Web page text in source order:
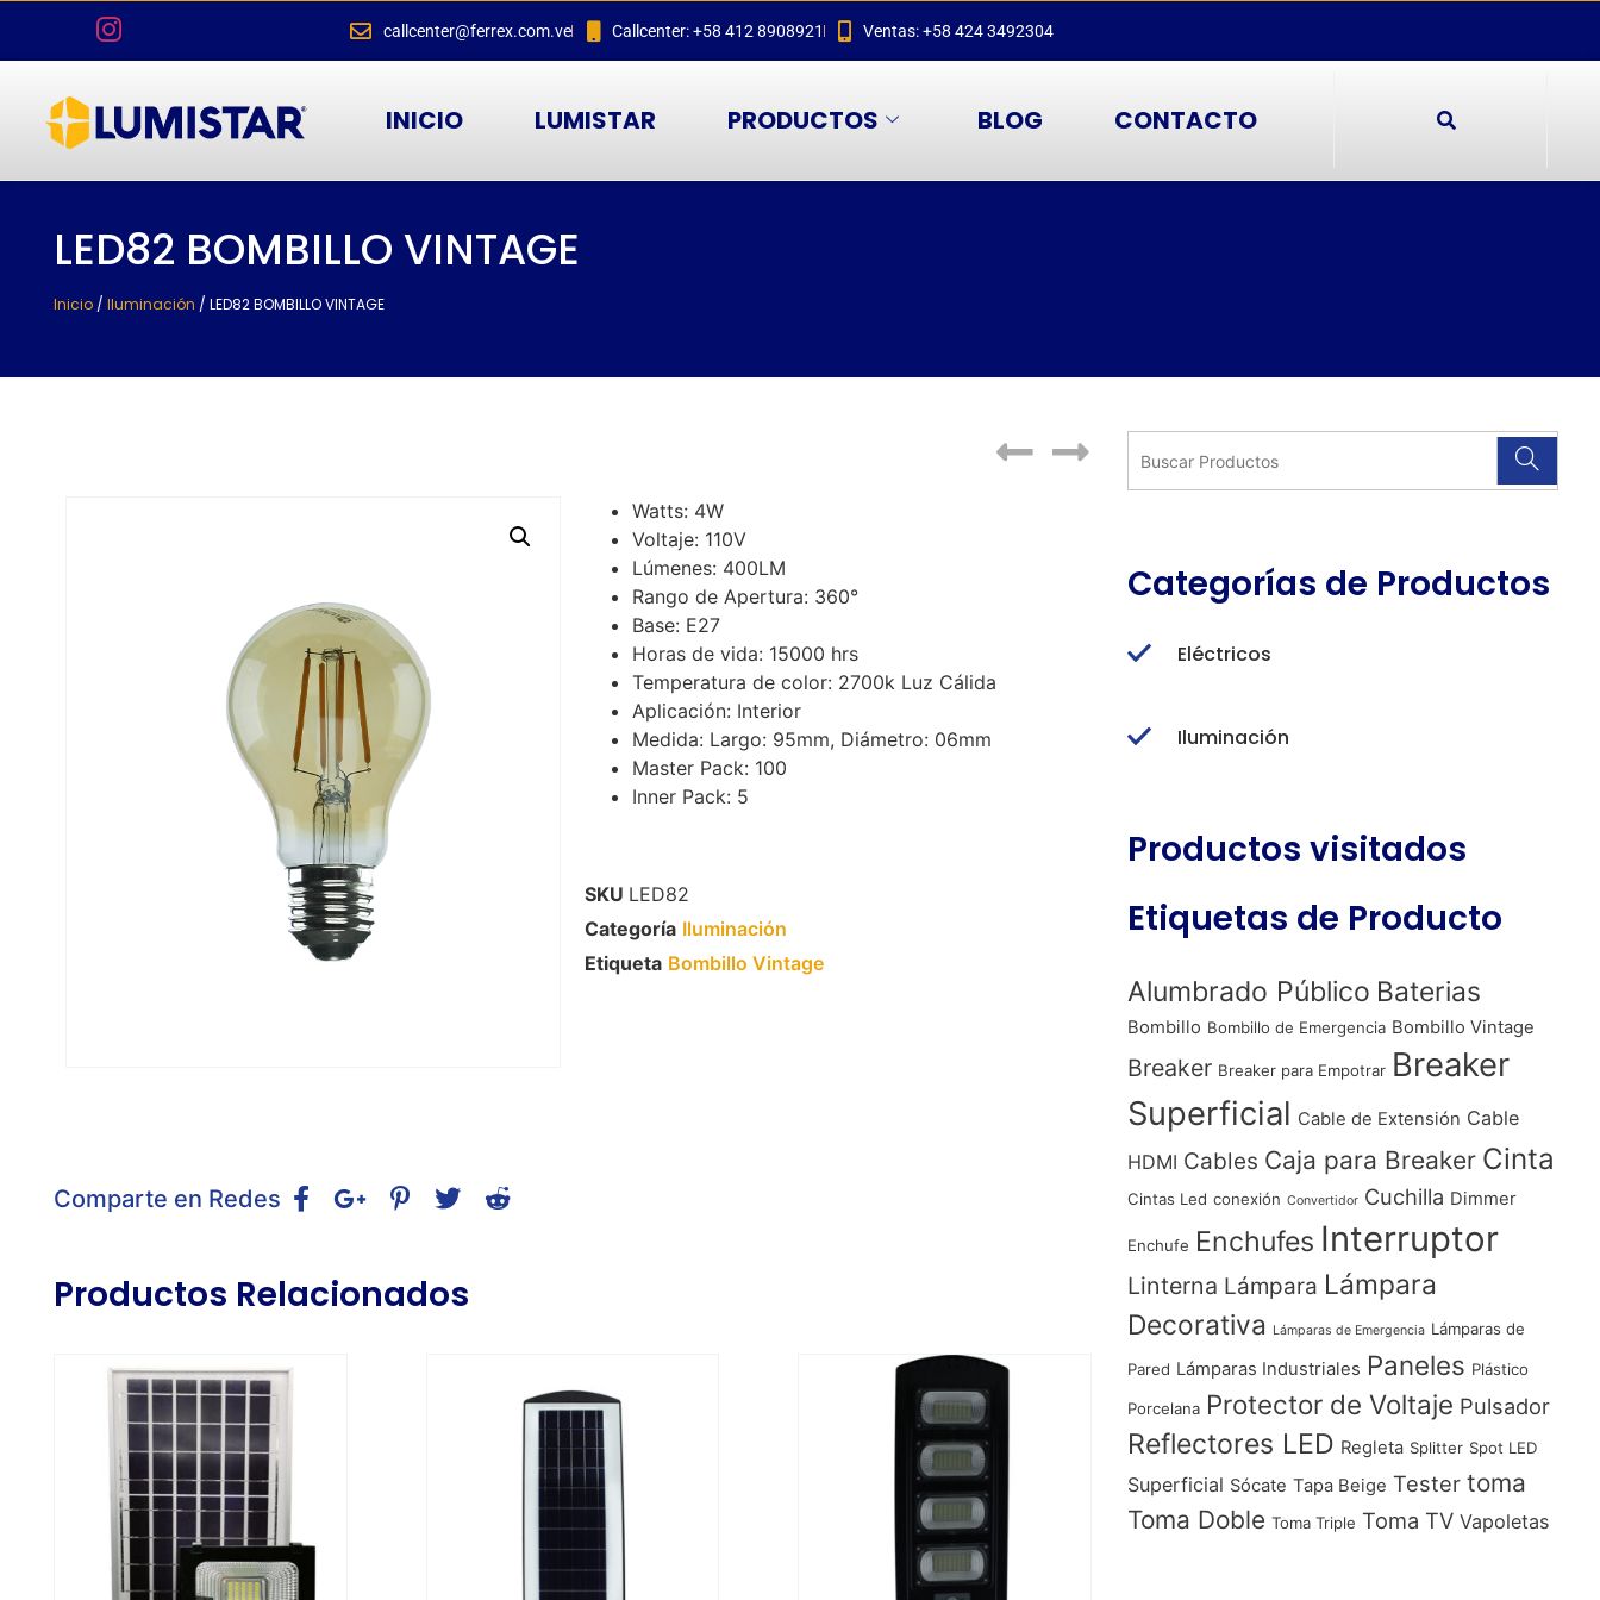
callcenter@ferrex.com.ve Callcenter: +58 412 8908921 Ventas: +58 424 3492304
INICIO LUMISTAR PRODUCTOS BLOG CONTACTO
LED82 BOMBILLO VINTAGE
Inicio / Iluminación / LED82 BOMBILLO VINTAGE
Watts: 4W
Voltaje: 110V
Lúmenes: 400LM
Rango de Apertura: 360°
Base: E27
Horas de vida: 15000 hrs
Temperatura de color: 2700k Luz Cálida
Aplicación: Interior
Medida: Largo: 95mm, Diámetro: 06mm
Master Pack: 100
Inner Pack: 5
SKU LED82
Categoría Iluminación
Etiqueta Bombillo Vintage
Comparte en Redes
Productos Relacionados
Categorías de Productos
Eléctricos
Iluminación
Productos visitados
Etiquetas de Producto
Alumbrado Público Baterias
Bombillo Bombillo de Emergencia Bombillo Vintage
Breaker Breaker para Empotrar Breaker
Superficial Cable de Extensión Cable
HDMI Cables Caja para Breaker Cinta
Cintas Led conexión Convertidor Cuchilla Dimmer
Enchufe Enchufes Interruptor
Linterna Lámpara Lámpara
Decorativa
Lámparas de Emergencia Lámparas de
Pared Lámparas Industriales Paneles Plástico
Porcelana Protector de Voltaje Pulsador
Reflectores LED Regleta Splitter Spot LED
Superficial Sócate Tapa Beige Tester toma
Toma Doble Toma Triple Toma TV Vapoletas